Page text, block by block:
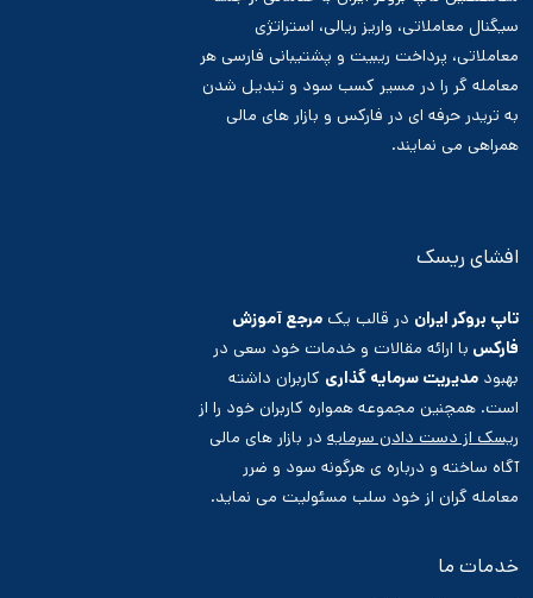
سیگنال معاملاتی، واریز ریالی، استراتژی
معاملاتی، پرداخت ریبیت و پشتیبانی فارسی هر
معامله گر را در مسیر کسب سود و تبدیل شدن
به تریدر حرفه ای در فارکس و بازار های مالی
همراهی می نمایند.
افشای ریسک
تاپ بروکر ایران در قالب یک مرجع آموزش
فارکس با ارائه مقالات و خدمات خود سعی در
بهبود مدیریت سرمایه گذاری کاربران داشته
است. همچنین مجموعه همواره کاربران خود را از
ریسک از دست دادن سرمایه در بازار های مالی
آگاه ساخته و درباره ی هرگونه سود و ضرر
معامله گران از خود سلب مسئولیت می نماید.
خدمات ما